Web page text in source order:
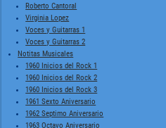
Roberto Cantoral
Virginia Lopez
Voces y Guitarras 1
Voces y Guitarras 2
Notitas Musicales
1960 Inicios del Rock 1
1960 Inicios del Rock 2
1960 Inicios del Rock 3
1961 Sexto Aniversario
1962 Septimo Aniversario
1963 Octavo Aniversario